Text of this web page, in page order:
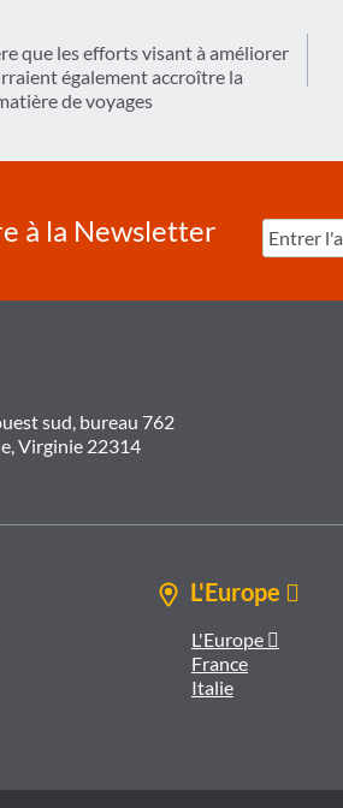
que les efforts visant à améliorer
également accroître la
de voyages
à la Newsletter
sud, bureau 762
Virginie 22314
L'Europe 
L'Europe 
France
Italie